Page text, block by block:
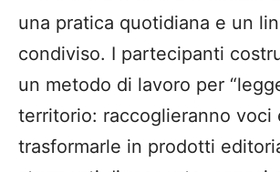
una pratica quotidiana e un
condiviso. I partecipanti
un metodo di lavoro per
territorio: raccoglieranno voci
trasformarle in prodotti